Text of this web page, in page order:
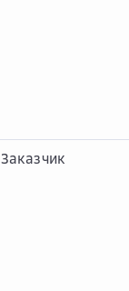
Заказчик